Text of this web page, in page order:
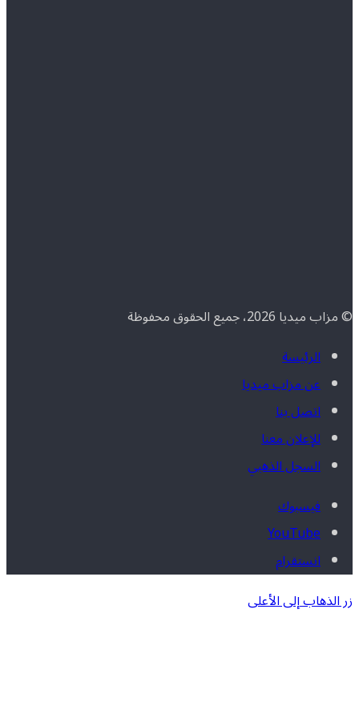
© مزاب ميديا 2026، جميع الحقوق محفوظة
الرئيسة
عن مزاب ميديا
اتصل بنا
للإعلان معنا
السجل الذهبي
فيسبوك
‫YouTube
انستقرام
زر الذهاب إلى الأعلى